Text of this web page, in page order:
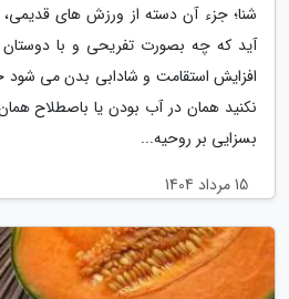
شنا؛ جزء آن دسته از ورزش های
آید که چه بصورت تفریحی و با
افزایش استقامت و شادابی بدن می شود
نکنید همان در آب بودن یا باصطلاح
بسزایی بر روحیه...
15 مرداد 1404